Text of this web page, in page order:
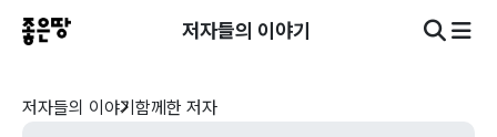
저자들의 이야기
저자들의 이야기 함께한 저자